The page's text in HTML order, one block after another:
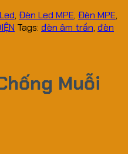
, Đèn Led MPE, Đèn MPE,
Tags: đèn âm trần, đèn
Muỗi